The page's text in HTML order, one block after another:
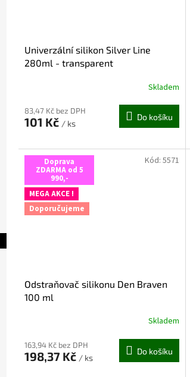
Univerzální silikon Silver Line
280ml - transparent
Skladem
83,47 Kč bez DPH
101 Kč / ks
Do košíku
Doprava
ZDARMA od 5
990,-
MEGA AKCE !
Doporučujeme
Odstraňovač silikonu Den Braven
100 ml
produktu
je
Skladem
163,94 Kč bez DPH
198,37 Kč / ks
Do košíku
Kód: 5571